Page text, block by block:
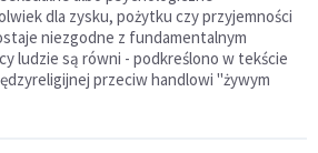
dla zysku, pożytku czy przyjemności
niezgodne z fundamentalnym
ludzie są równi - podkreślono w tekście
przeciw handlowi "żywym